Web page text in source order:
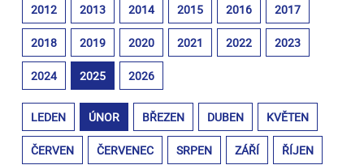
2012 2013 2014 2015 2016 2017
2018 2019 2020 2021 2022 2023
2024 2025 2026
LEDEN ÚNOR BŘEZEN DUBEN KVĚTEN
ČERVEN ČERVENEC SRPEN ZÁŘÍ ŘÍJEN